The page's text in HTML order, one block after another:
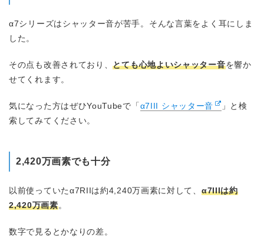
α7シリーズはシャッター音が苦手。そんな言葉をよく耳にしま
した。
その点も改善されており、とても心地よいシャッター音を響か
せてくれます。
気になった方はぜひYouTubeで「α7III シャッター音
」と検
索してみてください。
2,420万画素でも十分
以前使っていたα7RIIは約4,240万画素に対して、 α7IIIは約
2,420万画素。
数字で見るとかなりの差。